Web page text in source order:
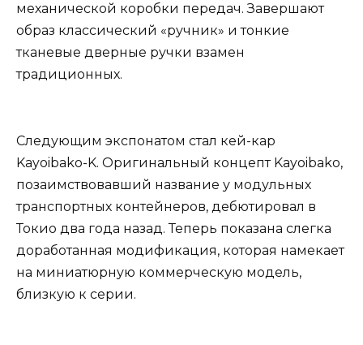
механической коробки передач. Завершают
образ классический «ручник» и тонкие
тканевые дверные ручки взамен
традиционных.
Следующим экспонатом стал кей-кар
Kayoibako-K. Оригинальный концепт Kayoibako,
позаимствовавший название у модульных
транспортных контейнеров, дебютировал в
Токио два года назад. Теперь показана слегка
доработанная модификация, которая намекает
на миниатюрную коммерческую модель,
близкую к серии.